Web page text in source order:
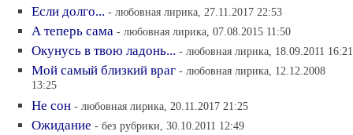
Если долго... - любовная лирика, 27.11.2017 22:53
А теперь сама - любовная лирика, 07.08.2015 11:50
Окунусь в твою ладонь... - любовная лирика, 18.09.2011 16:21
Мой самый близкий враг - любовная лирика, 12.12.2008
13:25
Не сон - любовная лирика, 20.11.2017 21:25
Ожидание - без рубрики, 30.10.2011 12:49